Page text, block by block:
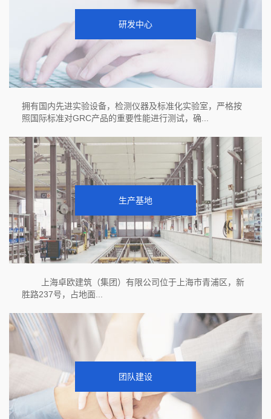
研发中心
拥有国内先进实验设备，检测仪器及标准化实验室，严格按
照国际标准对GRC产品的重要性能进行测试，确...
生产基地
上海卓欧建筑（集团）有限公司位于上海市青浦区，新
胜路237号，占地面...
团队建设